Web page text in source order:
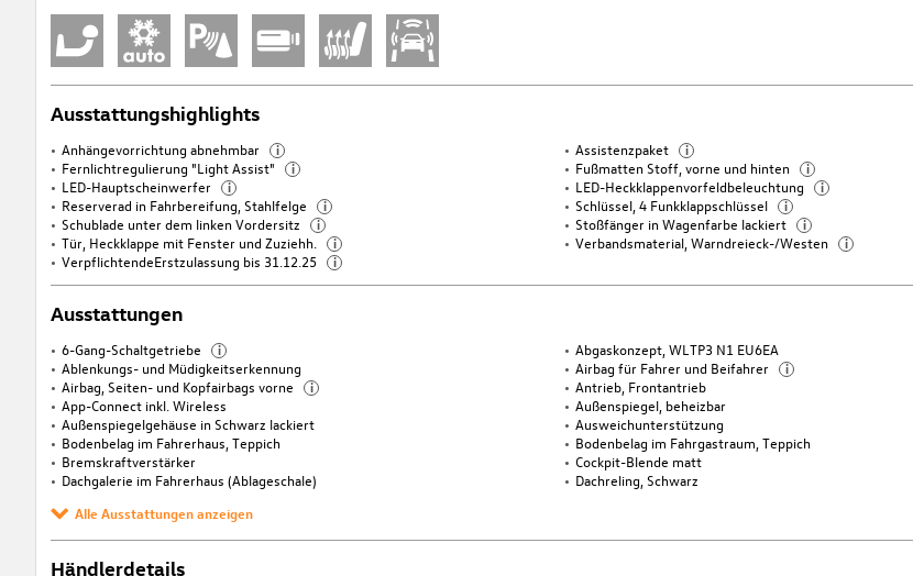
Ausstattungshighlights
Anhängevorrichtung abnehmbar i Assistenzpaket i
Fernlichtregulierung "Light Assist" i Fußmatten Stoff, vorne und hinten i
LED-Hauptscheinwerfer i LED-Heckklappenvorfeldbeleuchtung i
Reserverad in Fahrbereifung, Stahlfelge i Schlüssel, 4 Funkklappschlüssel i
Schublade unter dem linken Vordersitz i Stoßfänger in Wagenfarbe lackiert i
Tür, Heckklappe mit Fenster und Zuziehh. i Verbandsmaterial, Warndreieck-/Westen i
VerpflichtendeErstzulassung bis 31.12.25 i
Ausstattungen
6-Gang-Schaltgetriebe i
Abgaskonzept, WLTP3 N1 EU6EA
Ablenkungs- und Müdigkeitserkennung
Airbag für Fahrer und Beifahrer i
Airbag, Seiten- und Kopfairbags vorne i
Antrieb, Frontantrieb
App-Connect inkl. Wireless
Außenspiegel, beheizbar
Außenspiegelgehäuse in Schwarz lackiert
Ausweichunterstützung
Bodenbelag im Fahrerhaus, Teppich
Bodenbelag im Fahrgastraum, Teppich
Bremskraftverstärker
Cockpit-Blende matt
Dachgalerie im Fahrerhaus (Ablageschale)
Dachreling, Schwarz
Alle Ausstattungen anzeigen
Händlerdetails